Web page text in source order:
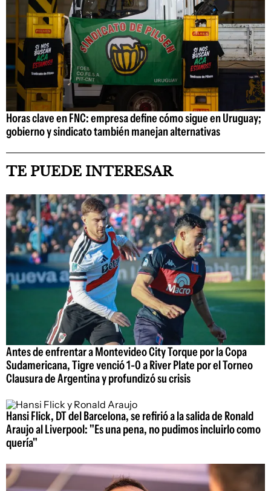
Horas clave en FNC: empresa define cómo sigue en Uruguay;
gobierno y sindicato también manejan alternativas
TE PUEDE INTERESAR
Antes de enfrentar a Montevideo City Torque por la Copa
Sudamericana, Tigre venció 1-0 a River Plate por el Torneo
Clausura de Argentina y profundizó su crisis
Hansi Flick, DT del Barcelona, se refirió a la salida de Ronald
Araujo al Liverpool: "Es una pena, no pudimos incluirlo como
quería"